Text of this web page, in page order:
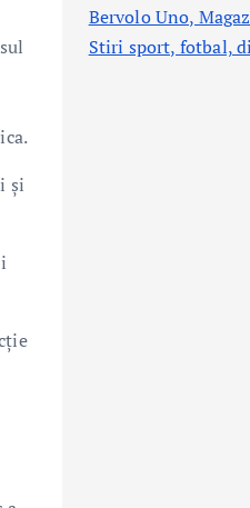
și
Bervolo Uno,
Stiri sport, fotbal,